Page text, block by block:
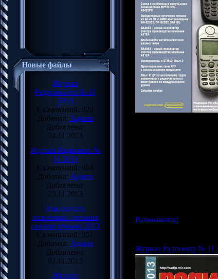
Новые файлы
Журнал
Радиоаматор № 11
2013
Скачиваний: 325
Добавил: Админ
Добавлено:
24.11.2013
Журнал Радиомир №
11 2013
Скачиваний: 404
Добавил: Админ
Добавлено:
23.11.2013
Как создать
источники питания
своими руками 2013
Скачиваний: 351
Добавил: Админ
Добавлено:
02.11.2013
Журнал
Радиоаматор
Журнал Радиомир № 11